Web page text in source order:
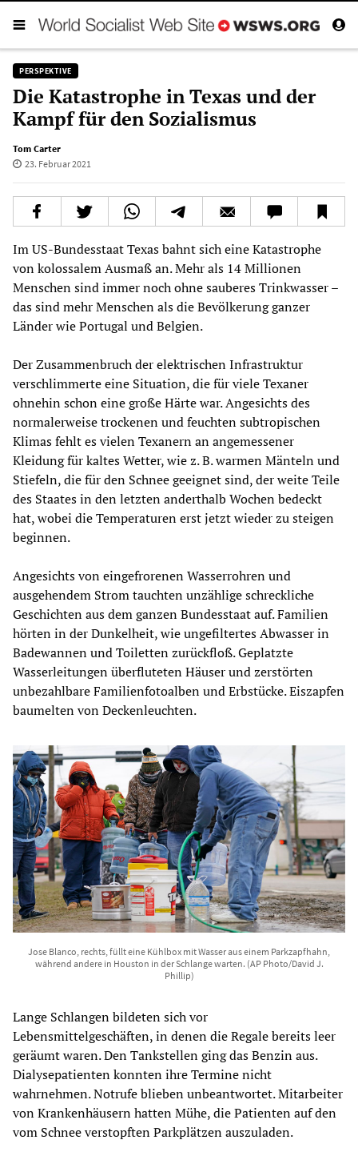
PERSPEKTIVE
Die Katastrophe in Texas und der
Kampf für den Sozialismus
Tom Carter
23. Februar 2021
Im US-Bundesstaat Texas bahnt sich eine Katastrophe
von kolossalem Ausmaß an. Mehr als 14 Millionen
Menschen sind immer noch ohne sauberes Trinkwasser –
das sind mehr Menschen als die Bevölkerung ganzer
Länder wie Portugal und Belgien.
Der Zusammenbruch der elektrischen Infrastruktur
verschlimmerte eine Situation, die für viele Texaner
ohnehin schon eine große Härte war. Angesichts des
normalerweise trockenen und feuchten subtropischen
Klimas fehlt es vielen Texanern an angemessener
Kleidung für kaltes Wetter, wie z. B. warmen Mänteln und
Stiefeln, die für den Schnee geeignet sind, der weite Teile
des Staates in den letzten anderthalb Wochen bedeckt
hat, wobei die Temperaturen erst jetzt wieder zu steigen
beginnen.
Angesichts von eingefrorenen Wasserrohren und
ausgehendem Strom tauchten unzählige schreckliche
Geschichten aus dem ganzen Bundesstaat auf. Familien
hörten in der Dunkelheit, wie ungefiltertes Abwasser in
Badewannen und Toiletten zurückfloß. Geplatzte
Wasserleitungen überfluteten Häuser und zerstörten
unbezahlbare Familienfotoalben und Erbstücke. Eiszapfen
baumelten von Deckenleuchten.
Jose Blanco, rechts, füllt eine Kühlbox mit Wasser aus einem Parkzapfhahn,
während andere in Houston in der Schlange warten. (AP Photo/David J.
Phillip)
Lange Schlangen bildeten sich vor
Lebensmittelgeschäften, in denen die Regale bereits leer
geräumt waren. Den Tankstellen ging das Benzin aus.
Dialysepatienten konnten ihre Termine nicht
wahrnehmen. Notrufe blieben unbeantwortet. Mitarbeiter
von Krankenhäusern hatten Mühe, die Patienten auf den
vom Schnee verstopften Parkplätzen auszuladen.